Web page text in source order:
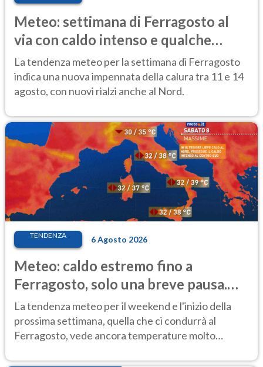
Meteo: settimana di Ferragosto al
via con caldo intenso e qualche
temporale
La tendenza meteo per la settimana di Ferragosto
indica una nuova impennata della calura tra 11 e 14
agosto, con nuovi rialzi anche al Nord.
TENDENZA 6 Agosto 2026
Meteo: caldo estremo fino a
Ferragosto, solo una breve pausa.
Ecco dove
La tendenza meteo per il weekend e l'inizio della
prossima settimana, quella che ci condurrà al
Ferragosto, vede ancora temperature molto